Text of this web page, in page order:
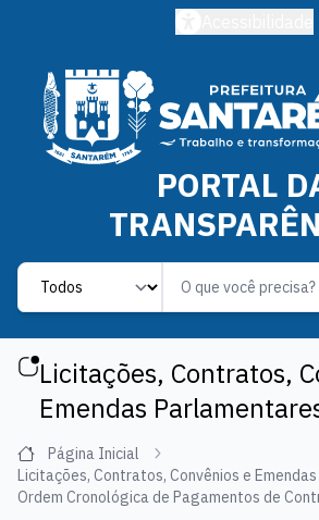
PORTAL
Label
Licitações, Contratos,
Emendas
Página Inicial
Licitações, Contratos, Convênios e
Ordem Cronológica de Pagamentos de